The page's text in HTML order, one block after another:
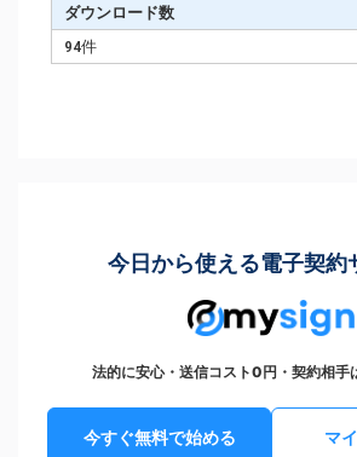
ダウンロード数
94件
今日から使える電子契約
法的に安心・送信コスト0円・契約相手
今すぐ無料で始める マ